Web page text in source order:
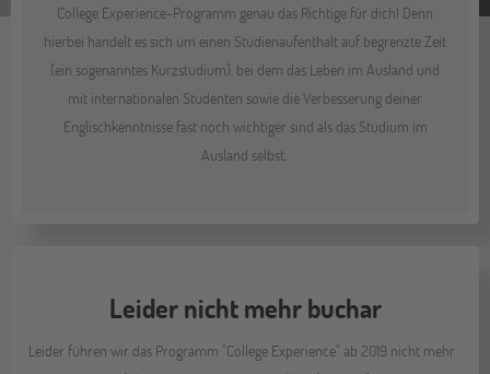
College Experience-Programm genau das Richtige für dich! Denn
hierbei handelt es sich um einen Studienaufenthalt auf begrenzte Zeit
(ein sogenanntes Kurzstudium), bei dem das Leben im Ausland und
mit internationalen Studenten sowie die Verbesserung deiner
Englischkenntnisse fast noch wichtiger sind als das Studium im
Ausland selbst.
Leider nicht mehr buchar
Leider führen wir das Programm "College Experience" ab 2019 nicht mehr